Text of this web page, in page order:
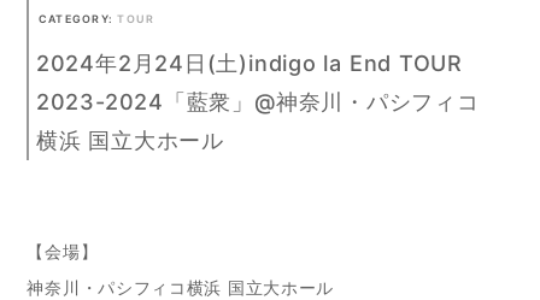
CATEGORY: TOUR
2024年2月24日(土)indigo la End TOUR
2023-2024「藍衆」@神奈川・パシフィコ
横浜 国立大ホール
【会場】
神奈川・パシフィコ横浜 国立大ホール